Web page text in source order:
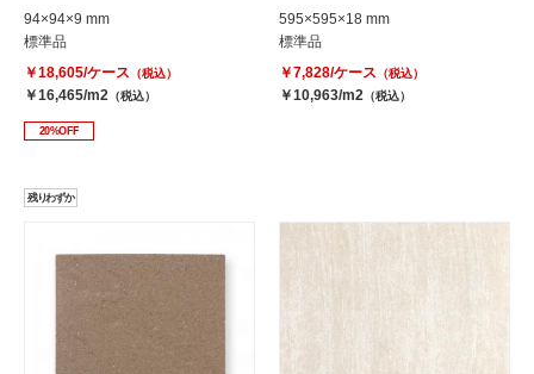
94×94×9 mm
標準品
￥18,605/ケース （税込）
￥16,465/m2 （税込）
20%OFF
595×595×18 mm
標準品
￥7,828/ケース （税込）
￥10,963/m2 （税込）
残りわずか